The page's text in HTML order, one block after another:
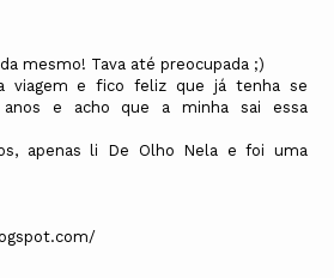
mesmo! Tava até preocupada ;)
viagem e fico feliz que já tenha se
anos e acho que a minha sai essa
apenas li De Olho Nela e foi uma